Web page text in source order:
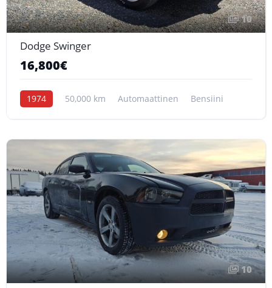
10
Dodge Swinger
16,800€
1974 50,000 km Automaattinen Bensiini
10